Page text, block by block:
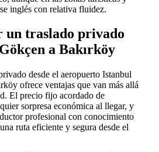
inglés con relativa fluidez.
un traslado privado
a Bakırköy
desde el aeropuerto Istanbul
ofrece ventajas que van más allá
El precio fijo acordado de
sorpresa económica al llegar, y
profesional con conocimiento
ruta eficiente y segura desde el